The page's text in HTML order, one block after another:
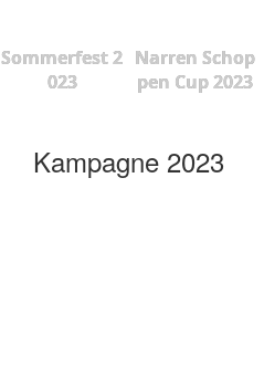
Sommerfest 2
023
Narren Schop
pen Cup 2023
Kampagne 2023